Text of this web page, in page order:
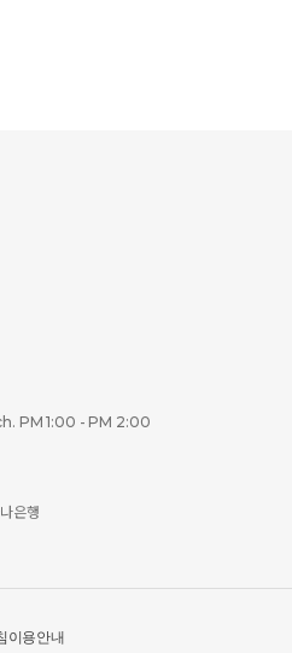
PM 1:00 - PM 2:00
은행
이용안내